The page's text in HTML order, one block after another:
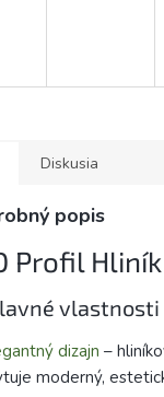
Diskusia
popis
Profil
vlastnosti
dizajn –
moderný,